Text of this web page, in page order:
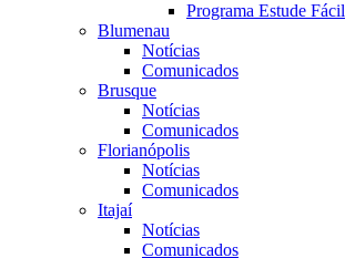
Programa Estude Fácil
Blumenau
Notícias
Comunicados
Brusque
Notícias
Comunicados
Florianópolis
Notícias
Comunicados
Itajaí
Notícias
Comunicados